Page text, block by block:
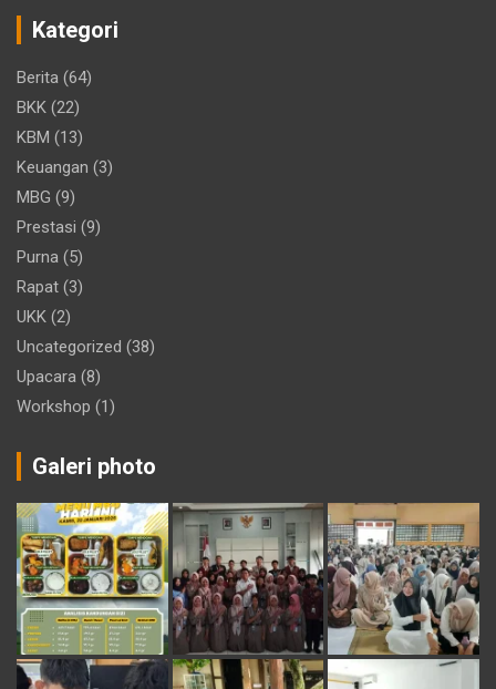
Kategori
Berita (64)
BKK (22)
KBM (13)
Keuangan (3)
MBG (9)
Prestasi (9)
Purna (5)
Rapat (3)
UKK (2)
Uncategorized (38)
Upacara (8)
Workshop (1)
Galeri photo